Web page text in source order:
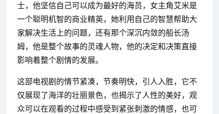
士，他坚信自己可以成为最好的海员，女主角艾米是
一个聪明机智的商业精英，她利用自己的智慧帮助大
家解决生活上的问题，还有那个深沉内敛的船长汤
姆，他是整个故事的灵魂人物，他的决定和决策直接
影响着整个剧情的发展。
这部电视剧的情节紧凑，节奏明快，引人入胜，它不
仅展现了海洋的壮丽景色，也揭示了人性的美好，观
众可以在观看的过程中感受到紧张刺激的情感，也可